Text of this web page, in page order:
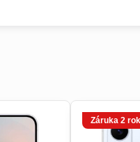
Záruka 2